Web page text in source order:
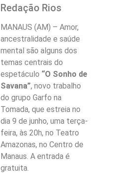
Redação Rios
MANAUS (AM) – Amor,
ancestralidade e saúde
mental são alguns dos
temas centrais do
espetáculo “O Sonho de
Savana”, novo trabalho
do grupo Garfo na
Tomada, que estreia no
dia 9 de junho, uma terça-
feira, às 20h, no Teatro
Amazonas, no Centro de
Manaus. A entrada é
gratuita.